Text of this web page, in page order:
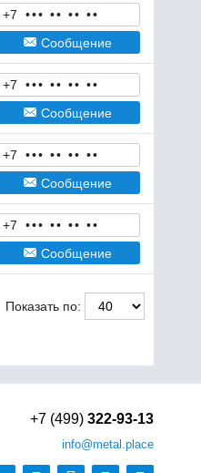
+7 ••• •• •• ••
Сообщение
+7 ••• •• •• ••
Сообщение
+7 ••• •• •• ••
Сообщение
+7 ••• •• •• ••
Сообщение
Показать по:
+7 (499) 322-93-13
info@metal.place